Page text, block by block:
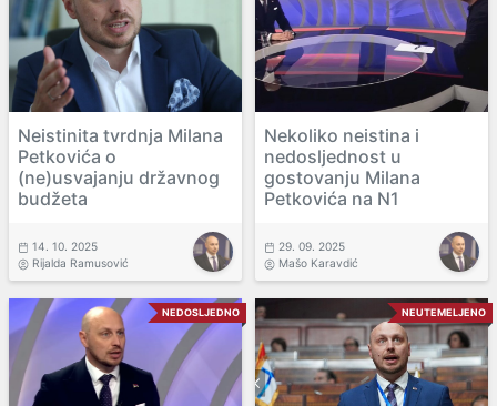
Neistinita tvrdnja Milana
Petkovića o
(ne)usvajanju državnog
budžeta
14. 10. 2025
Rijalda Ramusović
Nekoliko neistina i
nedosljednost u
gostovanju Milana
Petkovića na N1
29. 09. 2025
Mašo Karavdić
NEDOSLJEDNO NEUTEMELJENO